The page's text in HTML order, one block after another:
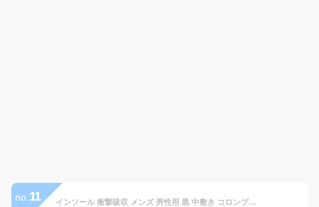
no. 11 インソール 衝撃吸収 メンズ 男性用 黒 中敷き コロンブス 衝撃吸収 マイフィット ふわふわ 気持ちいい 疲れない 疲れにくい 立ち仕事 低反発 クッション 土踏まず 踵 つま先 消臭 吸湿 立ち仕事 革靴 黒 足裏の痛み 足裏の疲れ 送料無料